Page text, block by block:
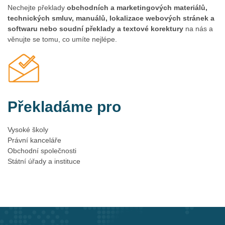
Potřebujete přeložit informační systém do cizího jazyka?
Obraťte se na náš tým překladatelů a vašemu systému
můžeme vám ho dodat i expresně.
Nechejte překlady obchodních a marketingových materiálů,
technických smluv, manuálů, lokalizace webových stránek a
softwaru nebo soudní překlady a textové korektury na nás a
věnujte se tomu, co umíte nejlépe.
Překladáme pro
Vysoké školy
Právní kanceláře
Obchodní společnosti
Státní úřady a instituce